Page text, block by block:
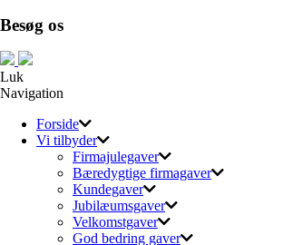
Besøg os
Luk
Navigation
Forside
Vi tilbyder
Firmajulegaver
Bæredygtige firmagaver
Kundegaver
Jubilæumsgaver
Velkomstgaver
God bedring gaver